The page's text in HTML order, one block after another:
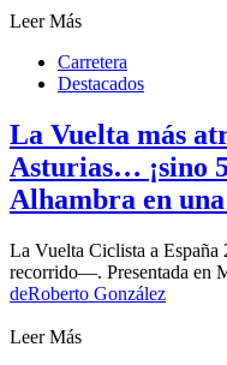
Leer Más
Carretera
Destacados
La Vuelta más
Asturias… ¡sino
Alhambra en
La Vuelta Ciclista a
recorrido—. Presentada en
deRoberto González
Leer Más